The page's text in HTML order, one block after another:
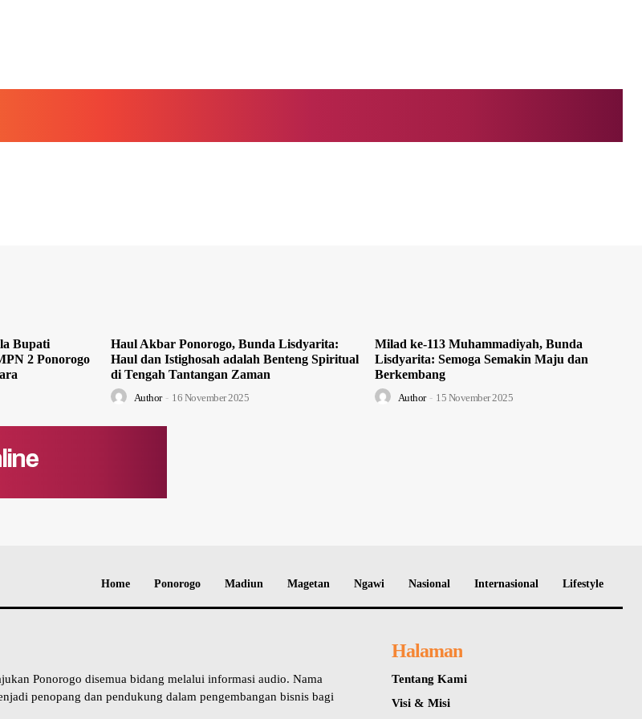
Bupati
2 Ponorogo
Haul Akbar Ponorogo, Bunda Lisdyarita:
Haul dan Istighosah adalah Benteng Spiritual
di Tengah Tantangan Zaman
Author - 16 November 2025
Milad ke-113 Muhammadiyah, Bunda
Lisdyarita: Semoga Semakin Maju dan
Berkembang
Author - 15 November 2025
Home Ponorogo Madiun Magetan Ngawi Nasional Internasional Lifestyle
Ponorogo disemua bidang melalui informasi audio. Nama
penopang dan pendukung dalam pengembangan bisnis bagi
Halaman
Tentang Kami
Visi & Misi